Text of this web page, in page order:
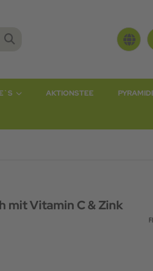
AKTIONSTEE
mit Vitamin C & Zink